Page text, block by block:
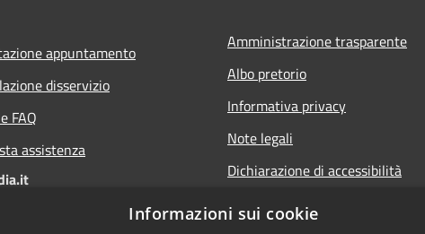
appuntamento
disservizio
FAQ
assistenza
Amministrazione trasparente
Albo pretorio
Informativa privacy
Note legali
Dichiarazione di accessibilità
Informazioni sui cookie